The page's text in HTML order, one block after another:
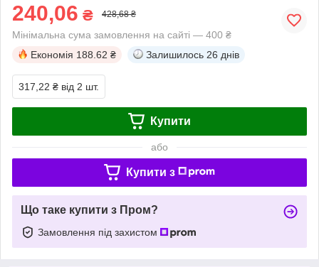
240,06 ₴ 428,68 ₴
Мінімальна сума замовлення на сайті — 400 ₴
Економія 188.62 ₴ Залишилось 26 днів
317,22 ₴ від 2 шт.
Купити
або
Купити з
Що таке купити з Пром?
Замовлення під захистом